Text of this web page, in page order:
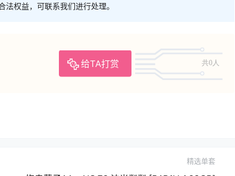
权益，可联系我们进行处理。
给TA打赏 共0人
精选单套